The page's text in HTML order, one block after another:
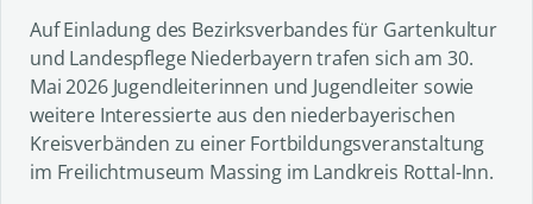
Auf Einladung des Bezirksverbandes für Gartenkultur
und Landespflege Niederbayern trafen sich am 30.
Mai 2026 Jugendleiterinnen und Jugendleiter sowie
weitere Interessierte aus den niederbayerischen
Kreisverbänden zu einer Fortbildungsveranstaltung
im Freilichtmuseum Massing im Landkreis Rottal-Inn.